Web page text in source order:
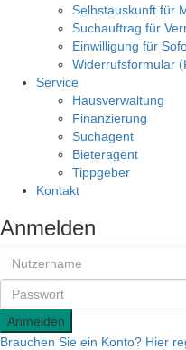
Selbstauskunft für
Suchauftrag für
Einwilligung für
Widerrufsformular
Service
Hausverwaltung
Finanzierung
Suchagent
Bieteragent
Tippgeber
Kontakt
Anmelden
Anmelden
Brauchen Sie ein Konto? Hier